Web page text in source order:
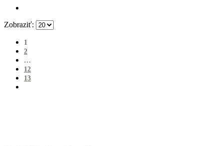
Zobraziť:
1
2
…
12
13